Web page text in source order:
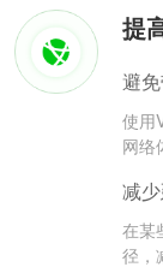
提
避
使用
网络
减
在某
径，